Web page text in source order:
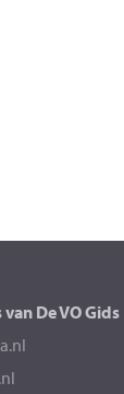
De VO Gids